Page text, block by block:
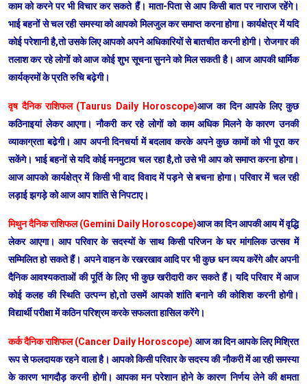
काम को करने पर भी विचार कर सकते हैं। माता-पिता से आप किसी बात पर नाराज रहेंगे।
भाई बहनों से चल रही समस्या को आपको मिलजुल कर समाप्त करना होगा। कार्यक्षेत्र में यदि
कोई परेशानी है,तो उसके लिए आपको अपने अधिकारियों से बातचीत करनी होगी। रोजगार की
तलाश कर रहे लोगों को आज कोई शुभ सूचना सुनने को मिल सकती है। आज आपकी धार्मिक
कार्यक्रमों के प्रति रुचि बढ़ेगी।
वृष दैनिक राशिफल (Taurus Daily Horoscope)आज का दिन आपके लिए कुछ
कठिनाइयां लेकर आएगा। नौकरी कर रहे लोगों को काम अधिक मिलने के कारण उनकी
व्याकाग्रता बढे़गी। आप अपनी दिनचर्या में बदलाव करके अपने कुछ कामों को भी पूरा कर
सकेंगे। भाई बहनों से यदि कोई मनमुटाव चल रहा है,तो उसे भी आप को समाप्त करना होगा।
आज आपको कार्यक्षेत्र में किसी भी वाद विवाद में पड़ने से बचना होगा। परिवार में चल रही
लड़ाई झगड़े को आज आप शांति से निपटाए।
मिथुन दैनिक राशिफल (Gemini Daily Horoscope)आज का दिन आपकी आय में वृद्धि
लेकर आएगा। आप परिवार के सदस्यों के साथ किसी परिजन के घर मांगलिक उत्सव में
सम्मिलित हो सकते हैं। अपने वाहन के रखरखाव आदि पर भी कुछ धन व्यय करेंगे और अपनी
दैनिक आवश्यकताओं की पूर्ति के लिए भी कुछ खरीदारी कर सकते हैं। यदि परिवार में आज
कोई कलह की स्थिति उत्पन्न हो,तो उसमें आपको शांति बनाने की कोशिश करनी होगी।
विद्यार्थी परीक्षा में कठिन परिश्रम करके सफलता हासिल करेंगे।
कर्क दैनिक राशिफल (Cancer Daily Horoscope) आज का दिन आपके लिए मिश्रित
रूप से फलदायक रहने वाला है। आपको किसी परिवार के सदस्य की नौकरी में आ रही समस्या
के कारण भागदौड़ करनी होगी। आपका मन परेशान होने के कारण निर्णय लेने की क्षमता